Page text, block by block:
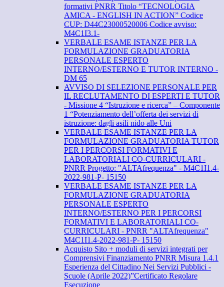
formativi PNRR Titolo “TECNOLOGIA
AMICA - ENGLISH IN ACTION” Codice
CUP: D44C23000520006 Codice avviso:
M4C1I3.1-
VERBALE ESAME ISTANZE PER LA
FORMULAZIONE GRADUATORIA
PERSONALE ESPERTO
INTERNO/ESTERNO E TUTOR INTERNO -
DM 65
AVVISO DI SELEZIONE PERSONALE PER
IL RECLUTAMENTO DI ESPERTI E TUTOR
- Missione 4 “Istruzione e ricerca” – Componente
1 “Potenziamento dell’offerta dei servizi di
istruzione: dagli asili nido alle Uni
VERBALE ESAME ISTANZE PER LA
FORMULAZIONE GRADUATORIA TUTOR
PER I PERCORSI FORMATIVI E
LABORATORIALI CO-CURRICULARI -
PNRR Progetto: "ALTAfrequenza" - M4C1I1.4-
2022-981-P- 15150
VERBALE ESAME ISTANZE PER LA
FORMULAZIONE GRADUATORIA
PERSONALE ESPERTO
INTERNO/ESTERNO PER I PERCORSI
FORMATIVI E LABORATORIALI CO-
CURRICULARI - PNRR "ALTAfrequenza"
M4C1I1.4-2022-981-P- 15150
Acquisto Sito + moduli di servizi integrati per
Comprensivi Finanziamento PNRR Misura 1.4.1
Esperienza del Cittadino Nei Servizi Pubblici -
Scuole (Aprile 2022)”Certificato Regolare
Esecuzione